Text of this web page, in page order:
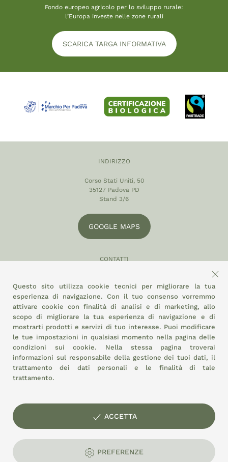
Fondo europeo agricolo per lo sviluppo rurale:
l’Europa investe nelle zone rurali
SCARICA TARGA INFORMATIVA
INDIRIZZO
Corso Stati Uniti, 50
35127 Padova PD
Stand 3/6
GOOGLE MAPS
CONTATTI
info@eltamiso.it
ADERIAMO A
© EL TAMISO soc. coop. agricola Mercato Agroalimentare di
Padova - Stand 3/6 - P.I. e C.F.: 01897320287
Questo sito utilizza cookie tecnici per migliorare la tua
esperienza di navigazione. Con il tuo consenso vorremmo
attivare cookie con finalità di analisi e di marketing, allo
scopo di migliorare la tua esperienza di navigazione e di
mostrarti prodotti e servizi di tuo interesse. Puoi modificare
le tue impostazioni in qualsiasi momento nella pagina delle
condizioni sui cookie. Nella stessa pagina troverai
informazioni sul responsabile della gestione dei tuoi dati, il
trattamento dei dati personali e le finalità di tale
trattamento.
ACCETTA
PREFERENZE